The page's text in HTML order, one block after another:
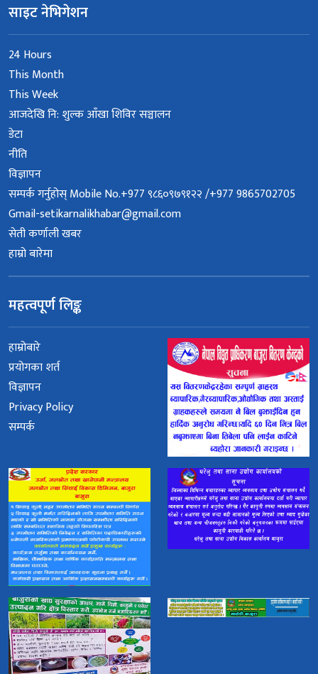
साइट नेभिगेशन
24 Hours
This Month
This Week
आजदेखि नि: शुल्क आँखा शिविर सञ्चालन
डेटा
नीति
विज्ञापन
सम्पर्क गर्नुहोस् Mobile No.+977 ९८६०९७९१२२ /+977 9865702705
Gmail-setikarnalikhabar@gmail.com
सेती कर्णाली खबर
हाम्रो बारेमा
महत्वपूर्ण लिङ्क
हाम्रोबारे
प्रयोगका शर्त
विज्ञापन
Privacy Policy
सम्पर्क